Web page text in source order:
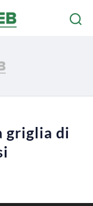
griglia di